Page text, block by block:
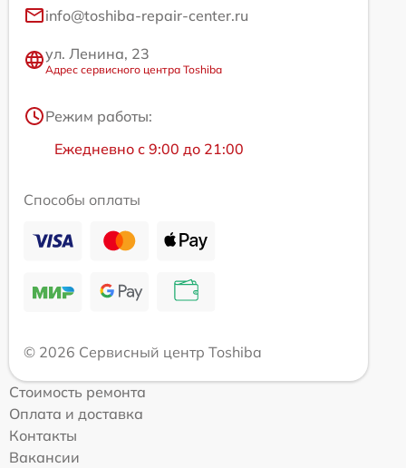
info@toshiba-repair-center.ru
ул. Ленина, 23
Адрес сервисного центра Toshiba
Режим работы:
Ежедневно с 9:00 до 21:00
Способы оплаты
© 2026 Сервисный центр Toshiba
Стоимость ремонта
Оплата и доставка
Контакты
Вакансии